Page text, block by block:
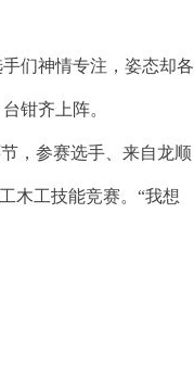
们神情专注，姿态却各
钳齐上阵。
，参赛选手、来自龙顺
木工技能竞赛。“我想